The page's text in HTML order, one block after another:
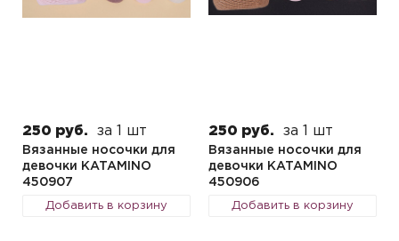
250 руб. за 1 шт
Вязанные носочки для
девочки KATAMINO
450907
Добавить в корзину
250 руб. за 1 шт
Вязанные носочки для
девочки KATAMINO
450906
Добавить в корзину